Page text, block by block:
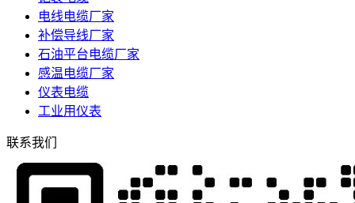
电线电缆厂家
补偿导线厂家
石油平台电缆厂家
感温电缆厂家
仪表电缆
工业用仪表
联系我们